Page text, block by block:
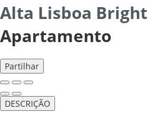
Alta Lisboa
Apartamento
Partilhar
DESCRIÇÃO